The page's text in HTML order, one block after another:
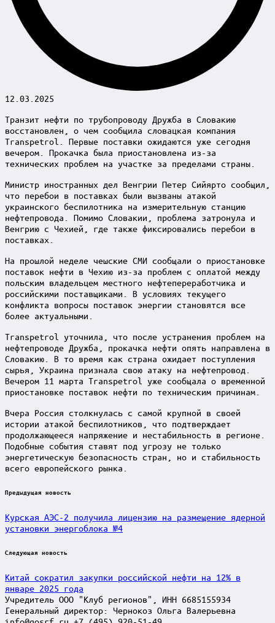
12.03.2025
Транзит нефти по трубопроводу Дружба в Словакию
восстановлен, о чем сообщила словацкая компания
Transpetrol. Первые поставки ожидаются уже сегодня
вечером. Прокачка была приостановлена из-за
технических проблем на участке за пределами страны.
Министр иностранных дел Венгрии Петер Сийярто сообщил,
что перебои в поставках были вызваны атакой
украинского беспилотника на измерительную станцию
нефтепровода. Помимо Словакии, проблема затронула и
Венгрию с Чехией, где также фиксировались перебои в
поставках.
На прошлой неделе чешские СМИ сообщали о приостановке
поставок нефти в Чехию из-за проблем с оплатой между
польским владельцем местного нефтепереработчика и
российскими поставщиками. В условиях текущего
конфликта вопросы поставок энергии становятся все
более актуальными.
Transpetrol уточнила, что после устранения проблем на
нефтепроводе Дружба, прокачка нефти опять направлена в
Словакию. В то время как страна ожидает поступления
сырья, Украина признала свою атаку на нефтепровод.
Вечером 11 марта Transpetrol уже сообщала о временной
приостановке поставок нефти по техническим причинам.
Вчера Россия столкнулась с самой крупной в своей
истории атакой беспилотников, что подтверждает
продолжающееся напряжение и нестабильность в регионе.
Подобные события ставят под угрозу не только
энергетическую безопасность стран, но и стабильность
всего европейского рынка.
Post
Предыдущая новость
Курская АЭС-2 получила лицензию на размещение ядерной
установки энергоблока №4
Следующая новость
Китай сократил закупки российской нефти на 12% в
январе 2025 года
Учредитель ООО "Клуб регионов", ИНН 6685155934
Генеральный директор: Чернокоз Ольга Валерьевна